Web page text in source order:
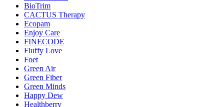
BioTrim
CACTUS Therapy
Ecopam
Enjoy Care
FINECODE
Fluffy Love
Foet
Green Air
Green Fiber
Green Minds
Happy Dew
Healthberry